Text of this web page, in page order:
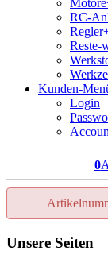
RC-
Reste-
Kunden-
Login
0
Unsere Seiten